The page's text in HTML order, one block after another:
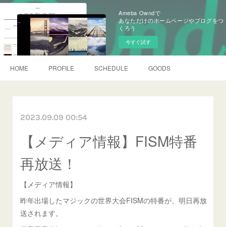
Ameba Owndで
あなただけのホームページやブログをつ
くろう
今すぐ試す
HOME PROFILE SCHEDULE GOODS
2023.09.09 00:54
【メディア情報】FISM特番
再放送！
【メディア情報】
昨年出場したマジックの世界大会FISMの特番が、明日再放
送されます。